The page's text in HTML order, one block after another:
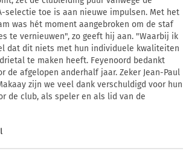
selectie toe is aan nieuwe impulsen. Met het
was hét moment aangebroken om de staf
te vernieuwen", zo geeft hij aan. "Waarbij ik
dat dit niets met hun individuele kwaliteiten
te maken heeft. Feyenoord bedankt
de afgelopen anderhalf jaar. Zeker Jean-Paul
zijn we veel dank verschuldigd voor hun
de club, als speler en als lid van de